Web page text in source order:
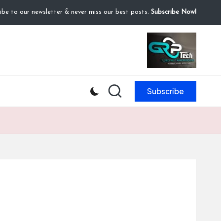
to our newsletter & never miss our best posts. Subscribe Now!
Subscribe